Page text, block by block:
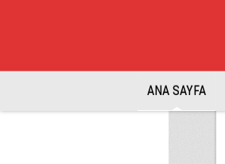
ANA SAYFA